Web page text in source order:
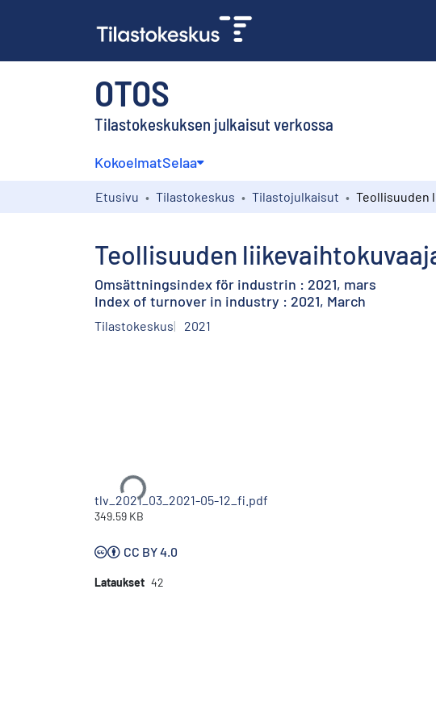
OTOS
Tilastokeskuksen julkaisut verkossa
KokoelmatSelaa
Etusivu Tilastokeskus Tilastojulkaisut
Teollisuuden
Omsättningsindex för industrin : 2021, mars
Index of turnover in industry : 2021, March
Tilastokeskus 2021
Ladataan...
tlv_2021_03_2021-05-12_fi.pdf
349.59 KB
CC BY 4.0
Lataukset 42